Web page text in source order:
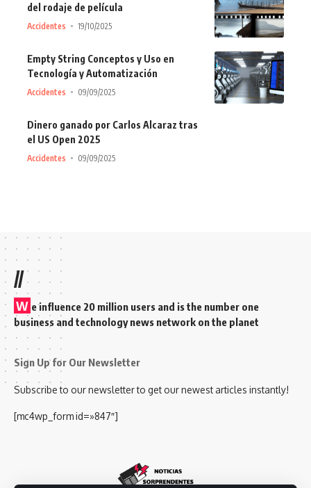
del rodaje de película
Accidentes 19/10/2025
Empty String Conceptos y Uso en
Tecnología y Automatización
Accidentes 09/09/2025
Dinero ganado por Carlos Alcaraz tras
el US Open 2025
Accidentes 09/09/2025
//
W e influence 20 million users and is the number one
business and technology news network on the planet
Sign Up for Our Newsletter
Subscribe to our newsletter to get our newest articles instantly!
[mc4wp_form id=»847″]